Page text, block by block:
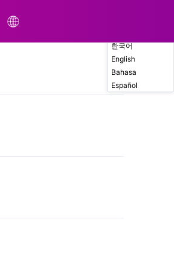
Comments
한국어
English
Bahasa
Español